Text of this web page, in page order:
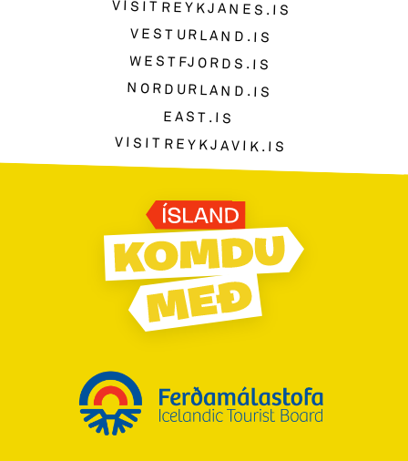
VISITREYKJANES.IS
VESTURLAND.IS
WESTFJORDS.IS
NORDURLAND.IS
EAST.IS
VISITREYKJAVIK.IS